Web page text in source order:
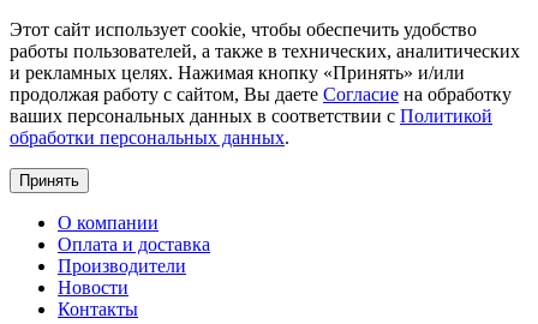
Этот сайт использует cookie, чтобы обеспечить удобство
работы пользователей, а также в технических, аналитических
и рекламных целях. Нажимая кнопку «Принять» и/или
продолжая работу с сайтом, Вы даете Согласие на обработку
ваших персональных данных в соответствии с Политикой
обработки персональных данных.
Принять
О компании
Оплата и доставка
Производители
Новости
Контакты